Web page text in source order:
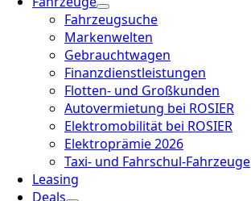
Fahrzeugsuche
Markenwelten
Gebrauchtwagen
Finanzdienstleistungen
Flotten- und Großkunden
Autovermietung bei ROSIER
Elektromobilität bei ROSIER
Elektroprämie 2026
Taxi- und Fahrschul-Fahrzeuge
Leasing
Deals